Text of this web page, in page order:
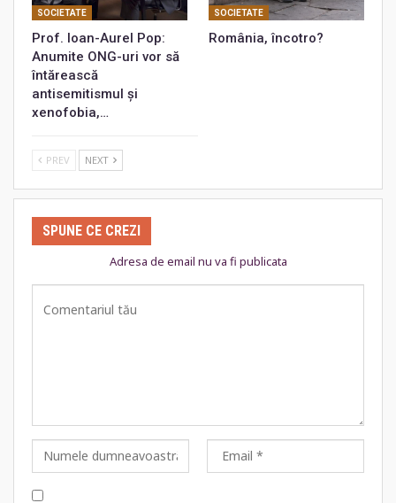
SOCIETATE
Prof. Ioan-Aurel Pop:
Anumite ONG-uri vor să
întărească
antisemitismul și
xenofobia,…
SOCIETATE
România, încotro?
PREV NEXT
SPUNE CE CREZI
Adresa de email nu va fi publicata